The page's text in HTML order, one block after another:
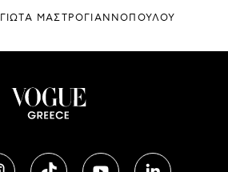
ΓΙΩΤΑ ΜΑΣΤΡΟΓΙΑΝΝΟΠΟΥΛΟΥ